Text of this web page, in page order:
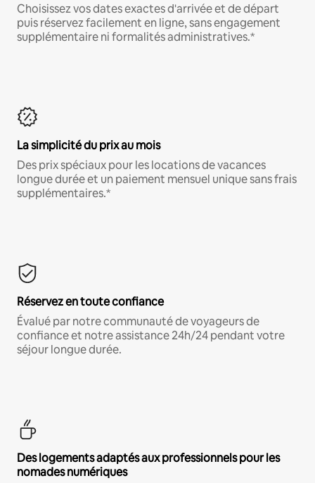
Choisissez vos dates exactes d'arrivée et de départ
puis réservez facilement en ligne, sans engagement
supplémentaire ni formalités administratives.*
La simplicité du prix au mois
Des prix spéciaux pour les locations de vacances
longue durée et un paiement mensuel unique sans frais
supplémentaires.*
Réservez en toute confiance
Évalué par notre communauté de voyageurs de
confiance et notre assistance 24h/24 pendant votre
séjour longue durée.
Des logements adaptés aux professionnels pour les
nomades numériques